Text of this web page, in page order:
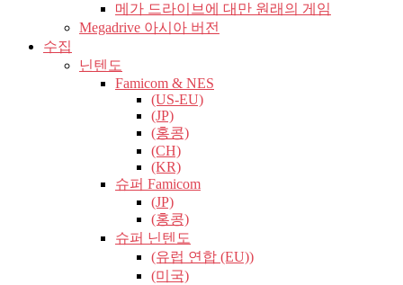
메가 드라이브에 대만 원래의 게임
Megadrive 아시아 버전
수집
닌텐도
Famicom & NES
(US-EU)
(JP)
(홍콩)
(CH)
(KR)
슈퍼 Famicom
(JP)
(홍콩)
슈퍼 닌텐도
(유럽​​ 연합 (EU))
(미국)